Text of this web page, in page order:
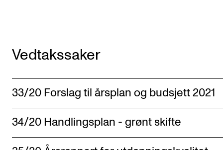
KONSERTER OG ARRANGEMENTER
Vedtakssaker
33/20 Forslag til årsplan og budsjett 2021
34/20 Handlingsplan - grønt skifte